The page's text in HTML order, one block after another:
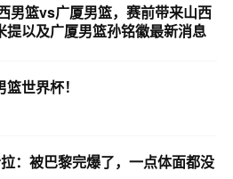
男篮vs广厦男篮，赛前带来山西
提以及广厦男篮孙铭徽最新消息
世界杯！
：被巴黎完爆了，一点体面都没